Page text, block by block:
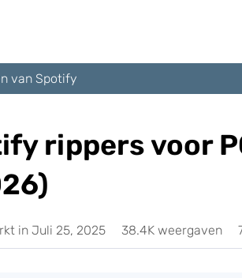
van Spotify
rippers voor
in Juli 25, 2025 38.4K weergaven